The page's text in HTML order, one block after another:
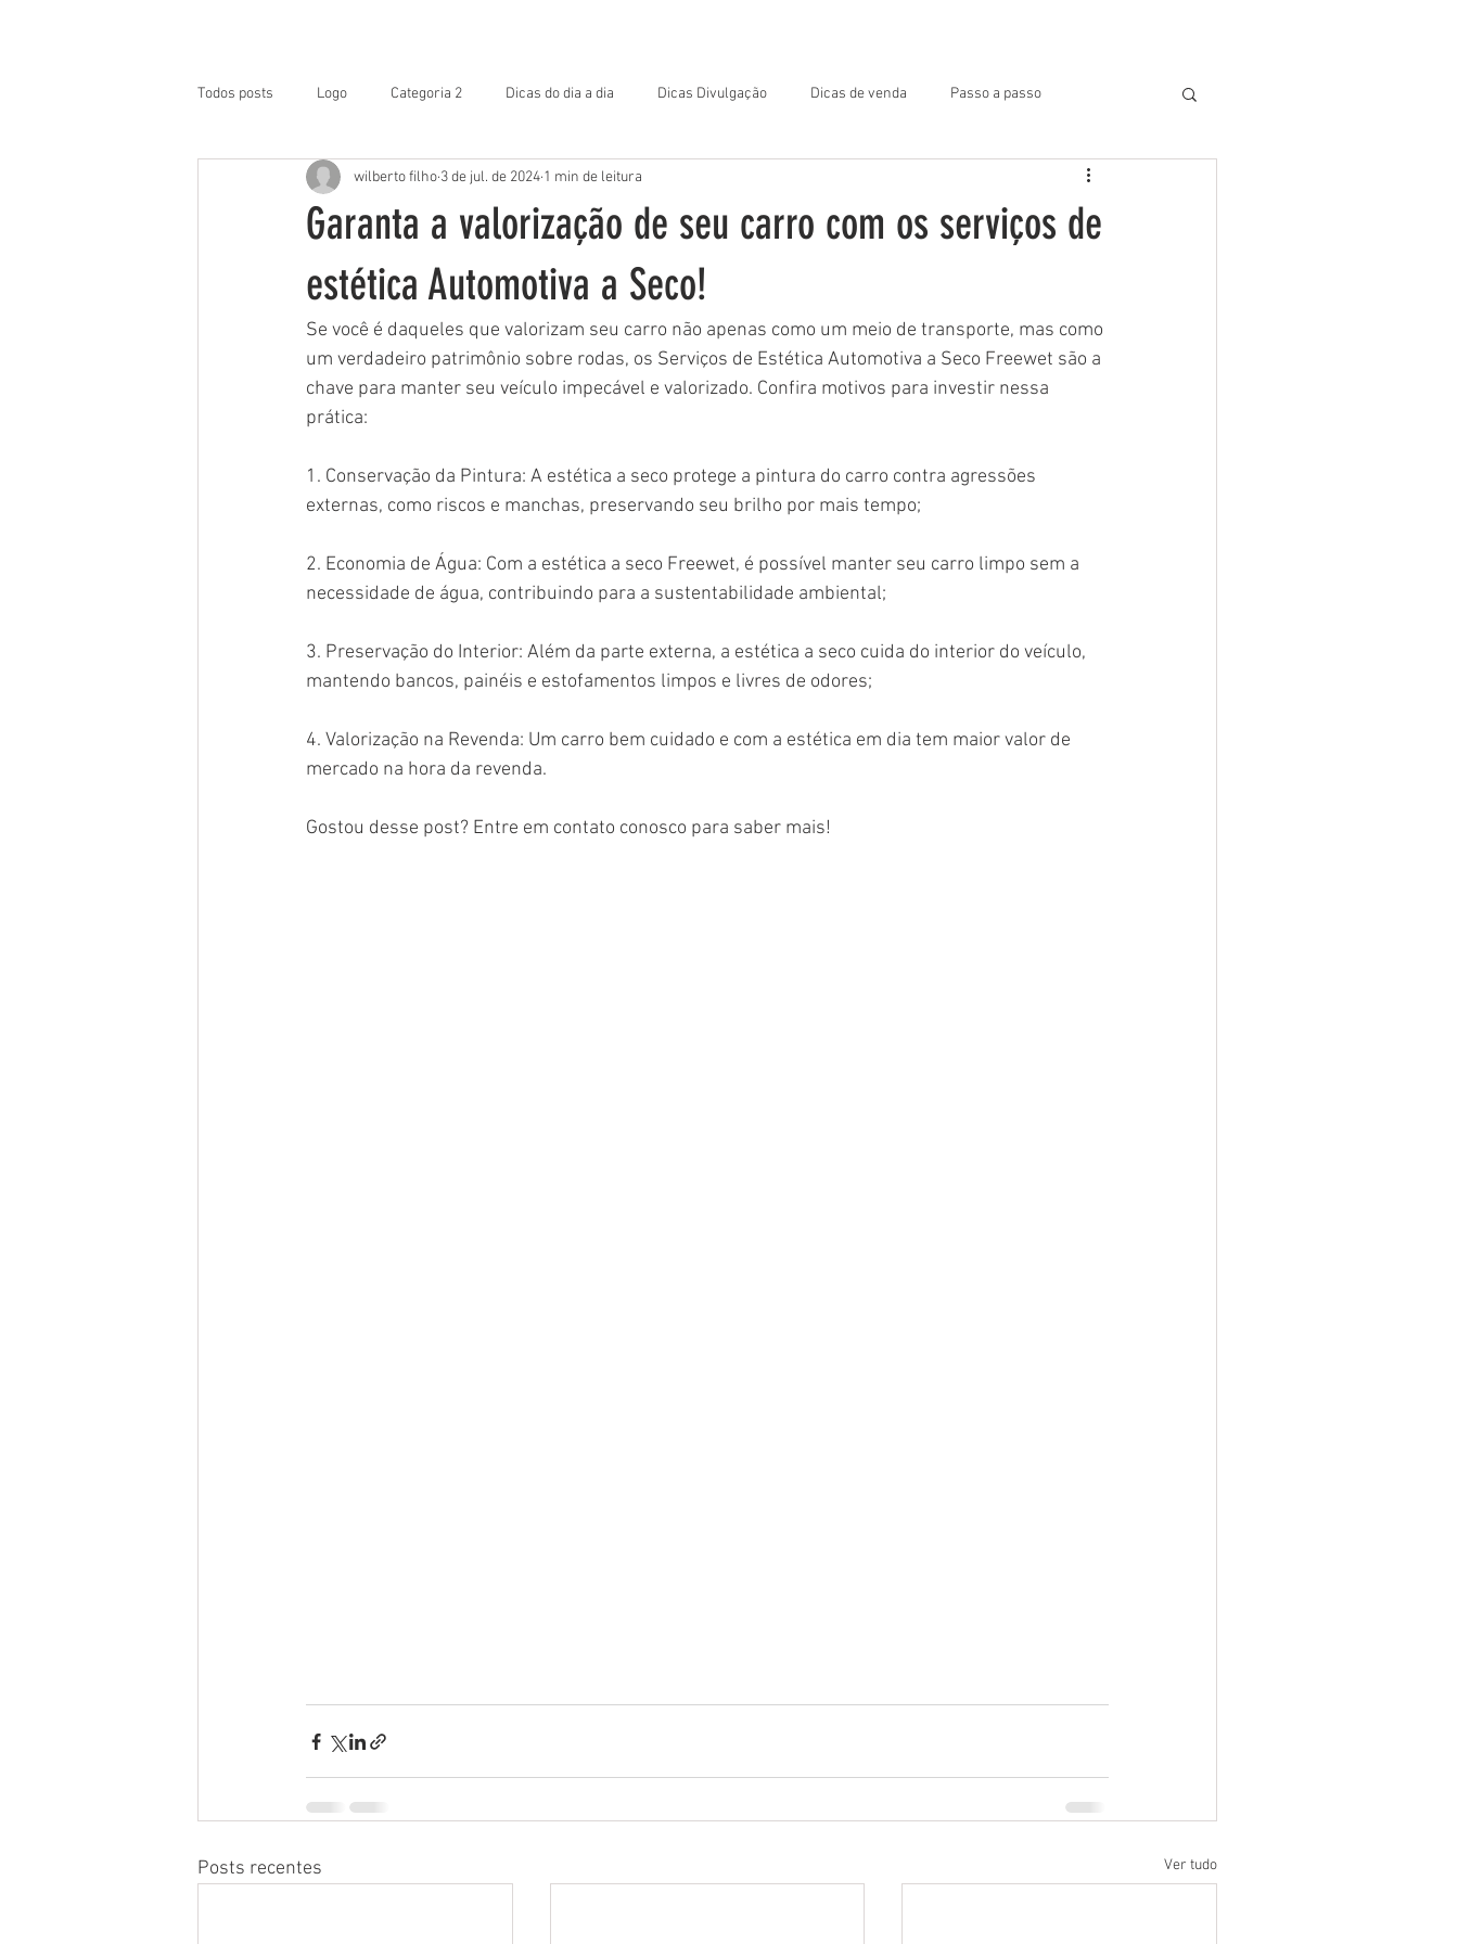
Todos posts Logo Categoria 2 Dicas do dia a dia Dicas Divulgação Dicas de venda Passo a passo
Garanta a valorização de seu carro com os serviços de
estética Automotiva a Seco!
wilberto filho 3 de jul. de 2024 1 min de leitura
Se você é daqueles que valorizam seu carro não apenas como um meio de transporte, mas como
um verdadeiro patrimônio sobre rodas, os Serviços de Estética Automotiva a Seco Freewet são a
chave para manter seu veículo impecável e valorizado. Confira motivos para investir nessa
prática:
1. Conservação da Pintura: A estética a seco protege a pintura do carro contra agressões
externas, como riscos e manchas, preservando seu brilho por mais tempo;
2. Economia de Água: Com a estética a seco Freewet, é possível manter seu carro limpo sem a
necessidade de água, contribuindo para a sustentabilidade ambiental;
3. Preservação do Interior: Além da parte externa, a estética a seco cuida do interior do veículo,
mantendo bancos, painéis e estofamentos limpos e livres de odores;
4. Valorização na Revenda: Um carro bem cuidado e com a estética em dia tem maior valor de
mercado na hora da revenda.
Gostou desse post? Entre em contato conosco para saber mais!
Posts recentes Ver tudo